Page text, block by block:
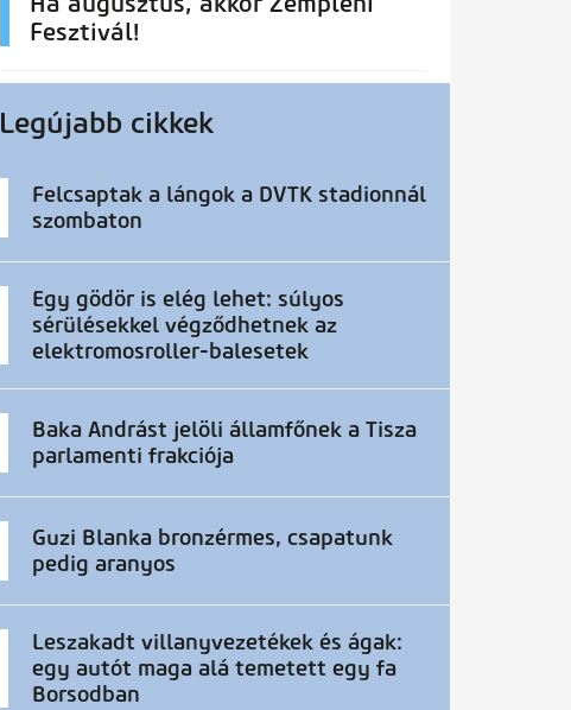
Fesztivál!
Legújabb cikkek
Felcsaptak a lángok a DVTK stadionnál
szombaton
Egy gödör is elég lehet: súlyos
sérülésekkel végződhetnek az
elektromosroller-balesetek
Baka Andrást jelöli államfőnek a Tisza
parlamenti frakciója
Guzi Blanka bronzérmes, csapatunk
pedig aranyos
Leszakadt villanyvezetékek és ágak:
egy autót maga alá temetett egy fa
Borsodban